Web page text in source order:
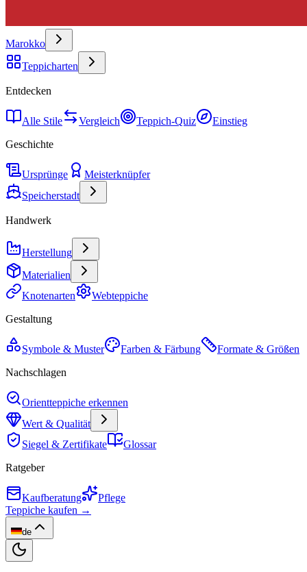
Marokko
Teppicharten
Entdecken
Alle Stile Vergleich Teppich-Quiz
Einstieg
Geschichte
Ursprünge
Meisterknüpfer
Speicherstadt
Handwerk
Herstellung
Materialien
Knotenarten
Webteppiche
Gestaltung
Symbole & Muster Farben & Färbung
Formate & Größen
Nachschlagen
Orientteppiche erkennen
Wert & Qualität
Siegel & Zertifikate
Glossar
Ratgeber
Kaufberatung
Pflege
Teppiche kaufen →
de